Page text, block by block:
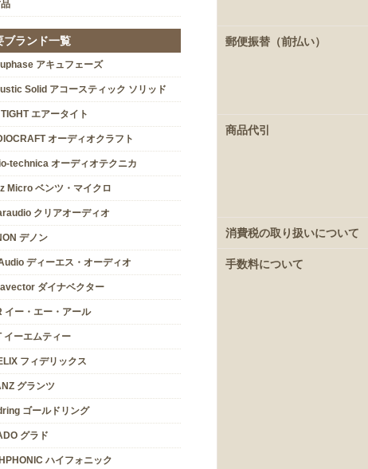
ブランド一覧
アキュフェーズ
Solid アコースティック ソリッド
エアータイト
オーディオクラフト
technica オーディオテクニカ
Micro ベンツ・マイクロ
クリアオーディオ
デノン
ディーエス・オーディオ
ダイナベクター
イー・エー・アール
イーエムティー
フィデリックス
グランツ
ゴールドリング
グラド
ハイフォニック
郵便振替（前払い）
商品代引
消費税の取り扱いについて
手数料について